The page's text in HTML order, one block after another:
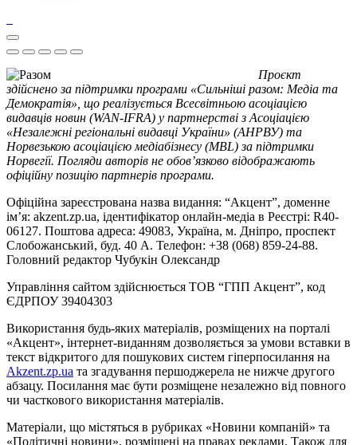
Проєкт
здійснено за підтримки програми «Сильніші разом: Медіа та
Демократія», що реалізується Всесвітньою асоціацією
видавців новин (WAN-IFRA) у партнерстві з Асоціацією
«Незалежні регіональні видавці України» (АНРВУ) та
Норвезькою асоціацією медіабізнесу (MBL) за підтримки
Норвегії. Погляди авторів не обов’язково відображають
офіційну позицію партнерів програми.
Офіційна зареєстрована назва видання: “Акцент”, доменне
ім’я: akzent.zp.ua, ідентифікатор онлайн-медіа в Реєстрі: R40-
06127. Поштова адреса: 49083, Україна, м. Дніпро, проспект
Слобожанський, буд. 40 А. Телефон: +38 (068) 859-24-88.
Головний редактор Чубукін Олександр
Управління сайтом здійснюється ТОВ “ГПП Акцент”, код
ЄДРПОУ 39404303
Використання будь-яких матеріалів, розміщених на порталі
«Акцент», інтернет-виданням дозволяється за умови вставки в
текст відкритого для пошукових систем гіперпосилання на
Akzent.zp.ua та згадування першоджерела не нижче другого
абзацу. Посилання має бути розміщене незалежно від повного
чи часткового використання матеріалів.
Матеріали, що містяться в рубриках «Новини компаній» та
«Політичні новини», розміщені на правах реклами. Також для